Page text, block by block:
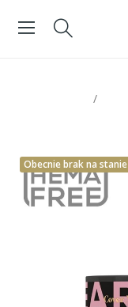
Obecnie brak na stanie